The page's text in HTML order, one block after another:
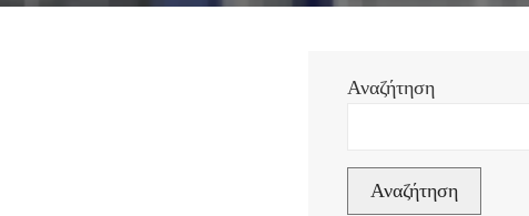
Αναζήτηση
Αναζήτηση